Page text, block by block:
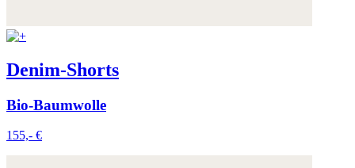
Denim-Shorts
Bio-Baumwolle
155,- €